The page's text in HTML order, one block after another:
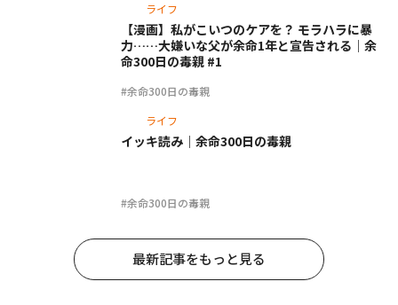
ライフ
#余命300日の毒親
【漫画】私がこいつのケアを？ モラハラに暴
力……大嫌いな父が余命1年と宣告される｜余
命300日の毒親 #1
ライフ
#余命300日の毒親
イッキ読み｜余命300日の毒親
最新記事をもっと見る